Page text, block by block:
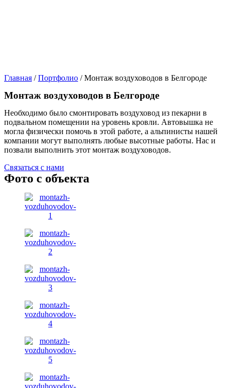
Главная /Портфолио /Монтаж воздуховодов в Белгороде
Монтаж воздуховодов в Белгороде
Необходимо было смонтировать воздуховод из пекарни в
подвальном помещении на уровень кровли. Автовышка не
могла физически помочь в этой работе, а альпинисты нашей
компании могут выполнять любые высотные работы. Нас и
позвали выполнить этот монтаж воздуховодов.
Связаться с нами
Фото с объекта